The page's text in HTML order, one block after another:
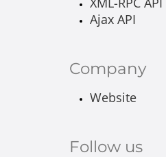
Ajax API
Company
Website
Follow us